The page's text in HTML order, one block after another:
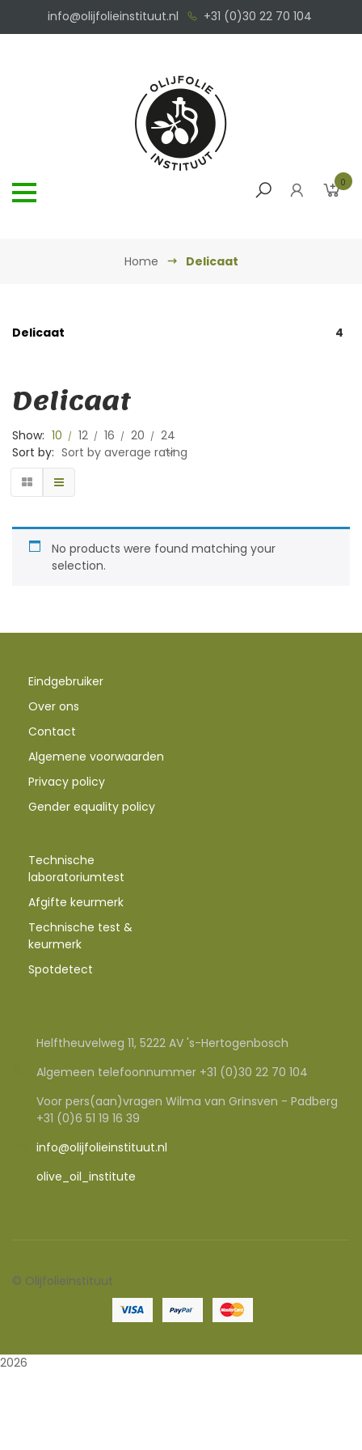
info@olijfolieinstituut.nl +31 (0)30 22 70 104
0
Home Delicaat
Delicaat 4
Delicaat
Show: 10 12 16 20
24
Sort by: Sort by average rating
No products were found matching your
selection.
Eindgebruiker
Over ons
Contact
Algemene voorwaarden
Privacy policy
Gender equality policy
Technische
laboratoriumtest
Afgifte keurmerk
Technische test &
keurmerk
Spotdetect
Helftheuvelweg 11, 5222 AV 's-Hertogenbosch
Algemeen telefoonnummer +31 (0)30 22 70 104
Voor pers(aan)vragen Wilma van Grinsven - Padberg
+31 (0)6 51 19 16 39
info@olijfolieinstituut.nl
olive_oil_institute
© Olijfolieinstituut
2026